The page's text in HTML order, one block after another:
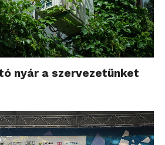
nyár a szervezetünket